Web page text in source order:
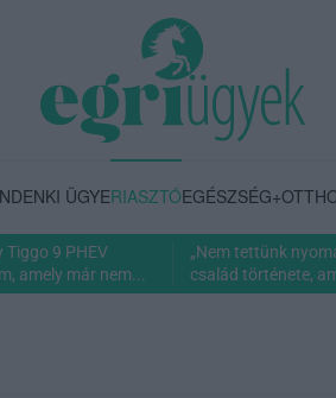
ÜGYERIASZTÓEGÉSZSÉG+
Tiggo 9 PHEV
amely már nem...
„Nem tettünk
család története,